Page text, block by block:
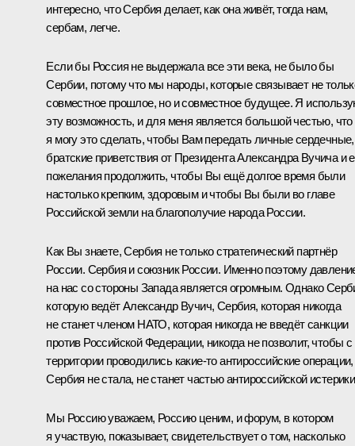
интересно, что Сербия делает, как она живёт, тогда нам,
сербам, легче.
Если бы Россия не выдержала все эти века, не было бы
Сербии, потому что мы народы, которые связывает не
совместное прошлое, но и совместное будущее. Я
эту возможность, и для меня является большой честью, что
я могу это сделать, чтобы Вам передать личные сердечные,
братские приветствия от ПрезидентаАлександра Вучичаи
пожелания продолжить, чтобы Вы ещё долгое время были
настолько крепким, здоровым и чтобы Вы были во главе
Российской земли на благополучие народа России.
Как Вы знаете, Сербия не только стратегический партнёр
России. Сербия и союзник России. Именно поэтому
на нас со стороны Запада является огромным. Однако
которую ведёт Александр Вучич, Сербия, которая никогда
не станет членом НАТО, которая никогда не введёт санкции
против Российской Федерации, никогда не позволит, чтобы с
территории проводились какие-то антироссийские
Сербия не стала, не станет частью антироссийской
Мы Россию уважаем, Россию ценим, и форум, в котором
я участвую, показывает, свидетельствует о том, насколько